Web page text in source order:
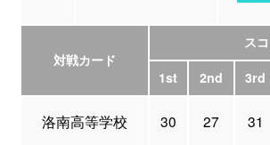
対戦カード
ス
1st
2nd 3rd
洛南高等学校 30 27 31